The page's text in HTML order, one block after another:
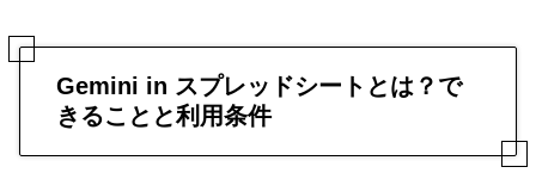
Gemini in スプレッドシートとは？で
きることと利用条件